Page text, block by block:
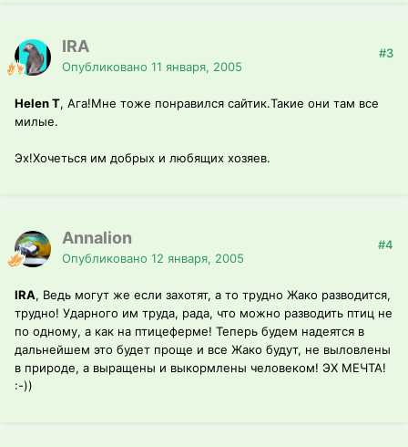
IRA
Опубликовано 11 января, 2005
#3
Helen T, Ага!Мне тоже понравился сайтик.Такие они там все
милые.
Эх!Хочеться им добрых и любящих хозяев.
Annalion
Опубликовано 12 января, 2005
#4
IRA, Ведь могут же если захотят, а то трудно Жако разводится,
трудно! Ударного им труда, рада, что можно разводить птиц не
по одному, а как на птицеферме! Теперь будем надеятся в
дальнейшем это будет проще и все Жако будут, не выловлены
в природе, а выращены и выкормлены человеком! ЭХ МЕЧТА!
:-))